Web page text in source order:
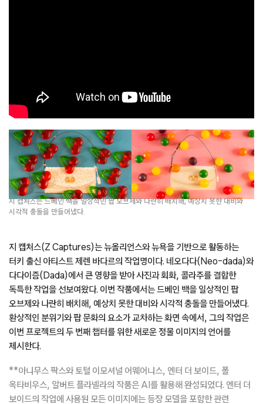
지 캡처스는 드베인 백을 일상적인 팝 오브제와 나란히 배치해, 예상치 못한 대비와
시각적 충돌을 만들어냈다.
지 캡처스(Z Captures)는 뉴올리언스와 뉴욕을 기반으로 활동하는
터키 출신 아티스트 제렌 바다르의 작업명이다. 네오다다(Neo-dada)와
다다이즘(Dada)에서 큰 영향을 받아 사진과 회화, 콜라주를 결합한
독특한 작업을 선보여왔다. 이번 작품에서는 드베인 백을 일상적인 팝
오브제와 나란히 배치해, 예상치 못한 대비와 시각적 충돌을 만들어냈다.
환상적인 분위기와 팝 문화의 요소가 교차하는 화면 속에서, 그의 작업은
이번 프로젝트의 두 번째 챕터를 위한 새로운 정물 이미지의 언어를
제시한다.
**아니무스 팍스와 토털 이모셔널 어웨어니스, 엔터 더 보이드, 폴
옥타비우스, 알버트 플라넬라의 작품은 AI를 활용해 완성되었다. 엔터 더
보이드의 작업에 사용된 모든 이미지에는 등장 모델을 포함한 관련